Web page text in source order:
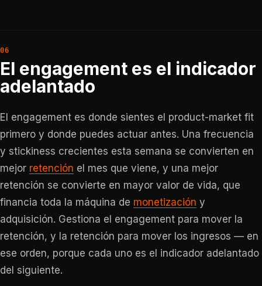
El engagement es el indicador
adelantado
El engagement es donde sientes el product-market fit
primero y donde puedes actuar antes. Una frecuencia
y stickiness crecientes esta semana se convierten en
mejor retención el mes que viene, y una mejor
retención se convierte en mayor valor de vida, que
financia toda la máquina de monetización y
adquisición. Gestiona el engagement para mover la
retención, y la retención para mover los ingresos — en
ese orden, porque cada uno es el indicador adelantado
del siguiente.